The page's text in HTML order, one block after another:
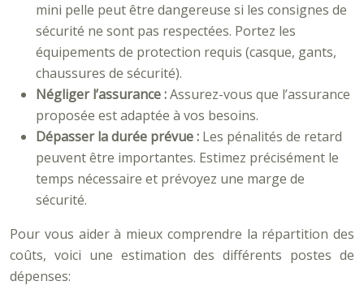
mini pelle peut être dangereuse si les consignes de
sécurité ne sont pas respectées. Portez les
équipements de protection requis (casque, gants,
chaussures de sécurité).
Négliger l’assurance :Assurez-vous que l’assurance
proposée est adaptée à vos besoins.
Dépasser la durée prévue : Les pénalités de retard
peuvent être importantes. Estimez précisément le
temps nécessaire et prévoyez une marge de
sécurité.
Pour vous aider à mieux comprendre la répartition des
coûts, voici une estimation des différents postes de
dépenses: